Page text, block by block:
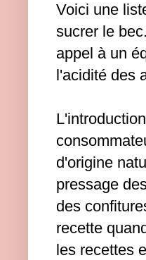
Voici une
sucrer le
appel à un
l'acidité des
d'origine
pressage
des
recette
les recettes